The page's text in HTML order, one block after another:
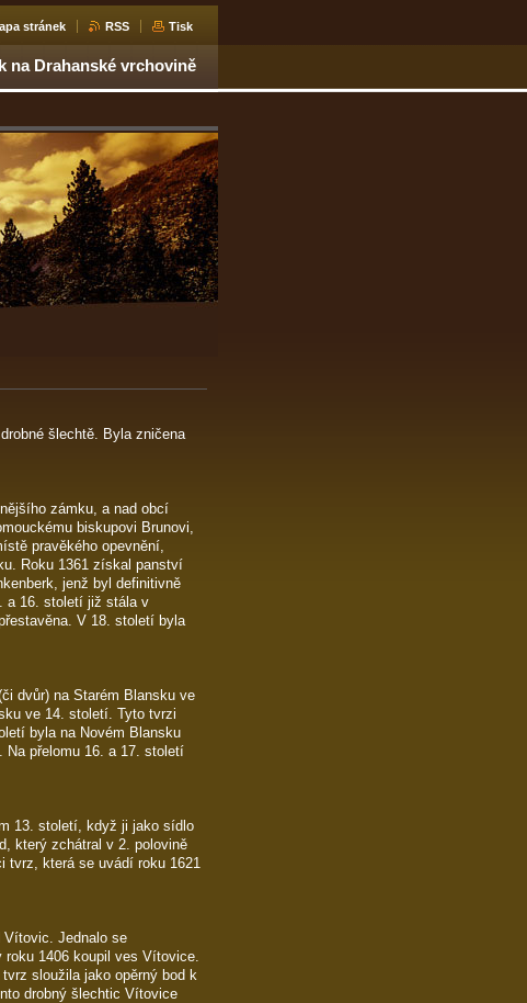
stránek RSS Tisk
na Drahanské vrchovině
šlechtě. Byla zničena
zámku, a nad obcí
biskupovi Brunovi,
pravěkého opevnění,
Roku 1361 získal panství
jenž byl definitivně
a 16. století již stála v
V 18. století byla
dvůr) na Starém Blansku ve
ve 14. století. Tyto tvrzi
byla na Novém Blansku
Na přelomu 16. a 17. století
13. století, když ji jako sídlo
který zchátral v 2. polovině
tvrz, která se uvádí roku 1621
Vítovic. Jednalo se
1406 koupil ves Vítovice.
sloužila jako opěrný bod k
drobný šlechtic Vítovice